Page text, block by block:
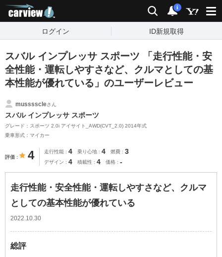
検索 通知
i
ログイン ID新規取得
スバル インプレッサ スポーツ 「走行性能・安
全性能・運転しやすさなど、クルマとしての基
本性能が優れている」のユーザーレビュー
musssscleさん
スバル インプレッサ スポーツ
グレード：スポーツ 2.0i アイサイト_AWD(CVT_2.0) 2014年式
乗車形式：マイカー
評価 4 走行性能 4 乗り心地 4 燃費 3
デザイン 4 積載性 4 価格 -
走行性能・安全性能・運転しやすさなど、クルマ
としての基本性能が優れている
2022.10.30
総評